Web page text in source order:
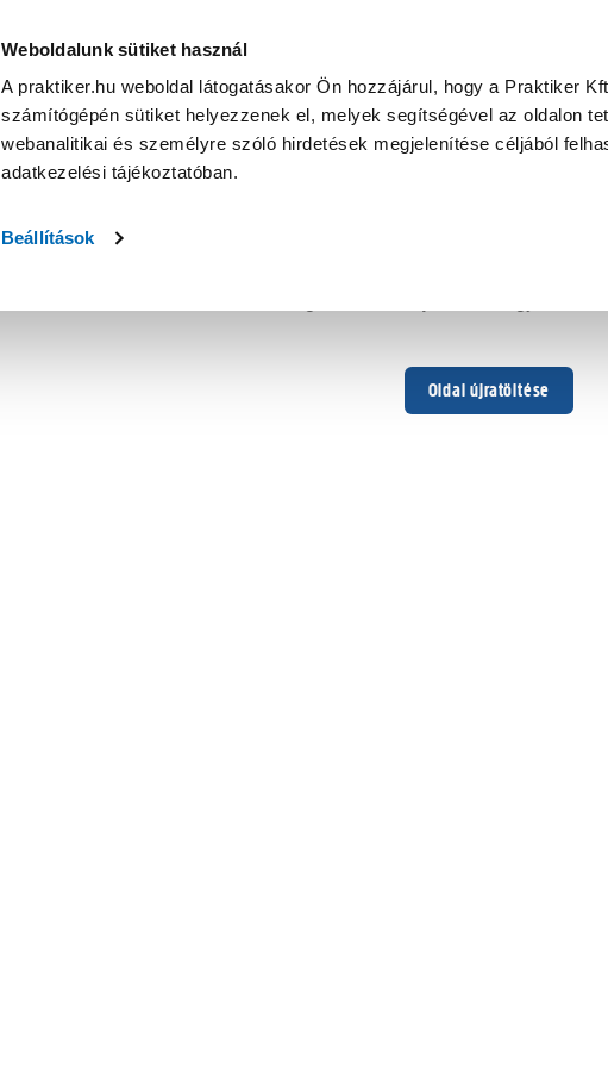
Weboldalunk sütiket használ
A praktiker.hu weboldal látogatásakor Ön hozzájárul, hogy a Praktiker
számítógépén sütiket helyezzenek el, melyek segítségével az oldalon
webanalitikai és személyre szóló hirdetések megjelenítése céljából
adatkezelési tájékoztatóban.
Beállítások
Oldal újratöltése